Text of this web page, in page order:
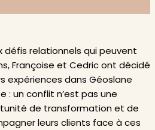
défis relationnels qui peuvent
Françoise et Cedric ont décidé
expériences dans Géoslane
: un conflit n’est pas une
de transformation et de
leurs clients face à ces